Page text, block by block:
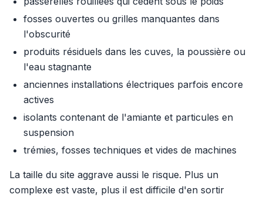
fosses ouvertes ou grilles manquantes dans
l'obscurité
produits résiduels dans les cuves, la poussière ou
l'eau stagnante
anciennes installations électriques parfois encore
actives
isolants contenant de l'amiante et particules en
suspension
trémies, fosses techniques et vides de machines
La taille du site aggrave aussi le risque. Plus un
complexe est vaste, plus il est difficile d'en sortir